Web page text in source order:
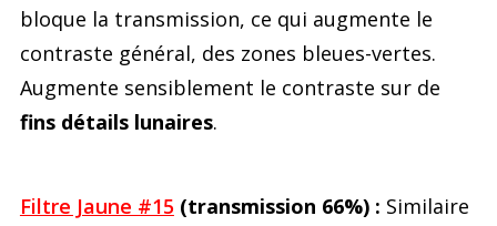
bloque la transmission, ce qui augmente le
contraste général, des zones bleues-vertes.
Augmente sensiblement le contraste sur de
fins détails lunaires.
Filtre Jaune #15 (transmission 66%) : Similaire